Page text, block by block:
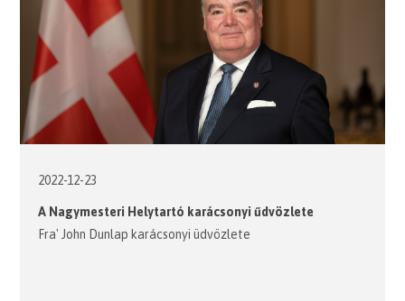
2022-12-23
A Nagymesteri Helytartó karácsonyi űdvözlete
Fra' John Dunlap karácsonyi üdvözlete